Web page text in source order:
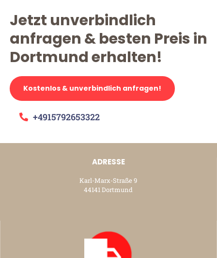
Jetzt unverbindlich
anfragen & besten Preis in
Dortmund erhalten!
Kostenlos & unverbindlich anfragen!
+4915792653322
ADRESSE
Karl-Marx-Straße 9
44141 Dortmund